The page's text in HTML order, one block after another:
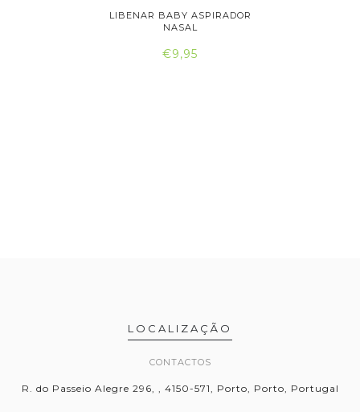
LIBENAR BABY ASPIRADOR
NASAL
€9,95
LOCALIZAÇÃO
CONTACTOS
R. do Passeio Alegre 296, , 4150-571, Porto, Porto, Portugal